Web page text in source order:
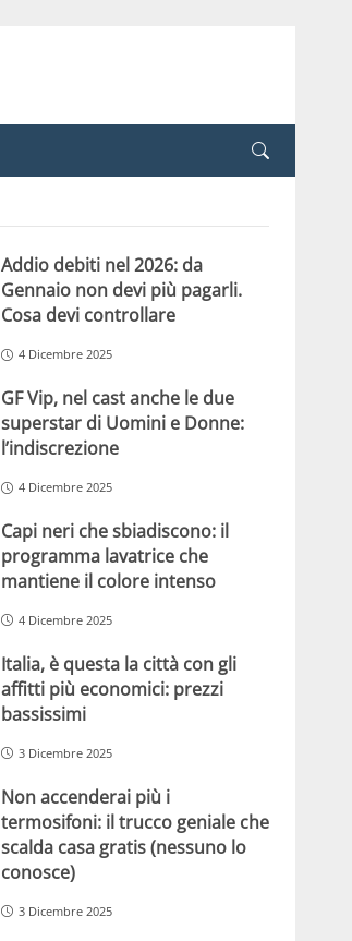
Addio debiti nel 2026: da
Gennaio non devi più pagarli.
Cosa devi controllare
4 Dicembre 2025
GF Vip, nel cast anche le due
superstar di Uomini e Donne:
l’indiscrezione
4 Dicembre 2025
Capi neri che sbiadiscono: il
programma lavatrice che
mantiene il colore intenso
4 Dicembre 2025
Italia, è questa la città con gli
affitti più economici: prezzi
bassissimi
3 Dicembre 2025
Non accenderai più i
termosifoni: il trucco geniale che
scalda casa gratis (nessuno lo
conosce)
3 Dicembre 2025